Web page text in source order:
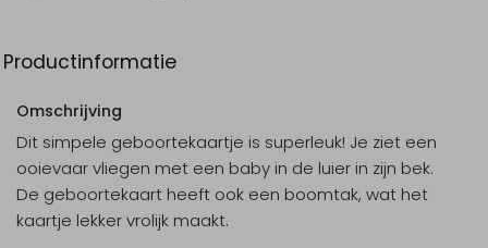
Productinformatie
Omschrijving
Dit simpele geboortekaartje is superleuk! Je ziet een
ooievaar vliegen met een baby in de luier in zijn bek.
De geboortekaart heeft ook een boomtak, wat het
kaartje lekker vrolijk maakt.